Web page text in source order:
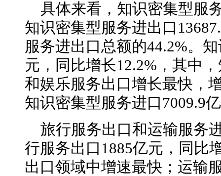
具体来看，知识密集型服
知识密集型服务进出口
服务进出口总额的44.2%。
元，同比增长12.2%，其中
和娱乐服务出口增长最快，
知识密集型服务进口7009.9
旅行服务出口和运输服务
行服务出口1885亿元，同比
出口领域中增速最快；运输